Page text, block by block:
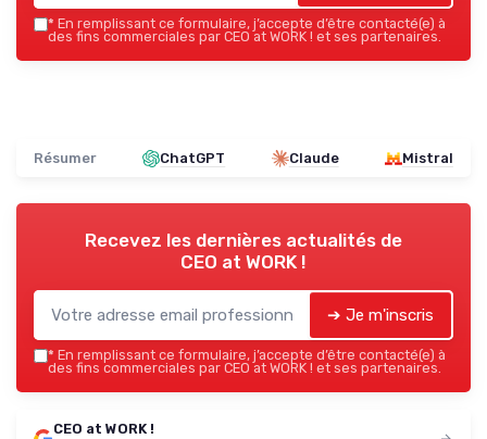
* En remplissant ce formulaire, j’accepte d’être contacté(e) à
des fins commerciales par CEO at WORK ! et ses partenaires.
Résumer ChatGPT Claude Mistral
Recevez les dernières actualités de
CEO at WORK !
➔ Je m'inscris
* En remplissant ce formulaire, j’accepte d’être contacté(e) à
des fins commerciales par CEO at WORK ! et ses partenaires.
CEO at WORK !